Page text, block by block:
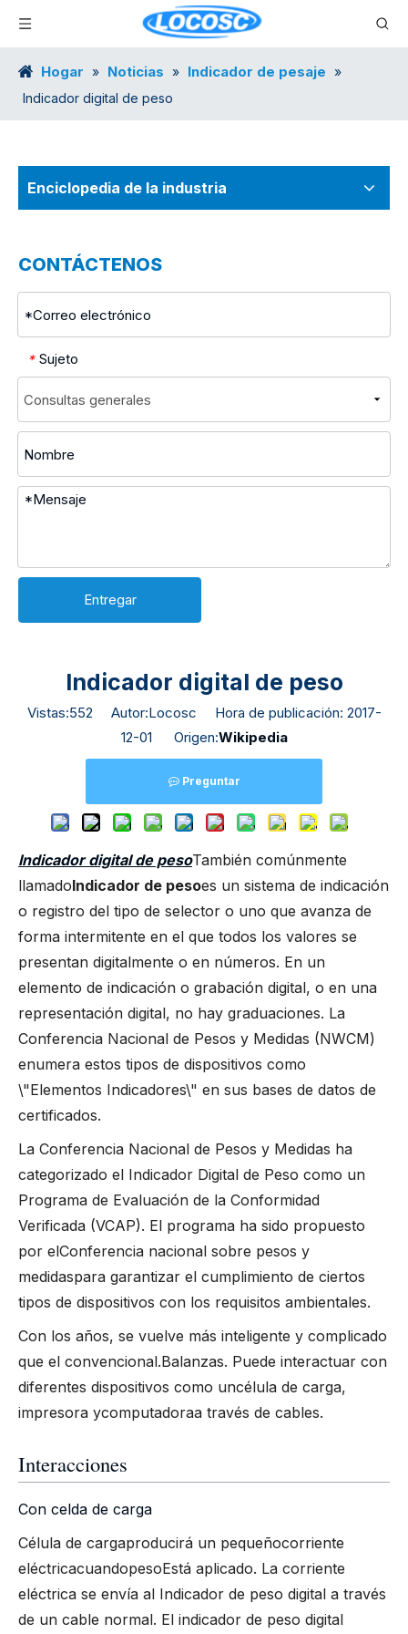
Hogar » Noticias » Indicador de pesaje »
Indicador digital de peso
Enciclopedia de la industria
CONTÁCTENOS
* Sujeto
Entregar
Indicador digital de peso
Vistas:552 Autor:Locosc Hora de publicación: 2017-
12-01 Origen:Wikipedia
Preguntar
Indicador digital de pesoTambién comúnmente
llamadoIndicador de pesoes un sistema de indicación
o registro del tipo de selector o uno que avanza de
forma intermitente en el que todos los valores se
presentan digitalmente o en números. En un
elemento de indicación o grabación digital, o en una
representación digital, no hay graduaciones. La
Conferencia Nacional de Pesos y Medidas (NWCM)
enumera estos tipos de dispositivos como
\"Elementos Indicadores\" en sus bases de datos de
certificados.
La Conferencia Nacional de Pesos y Medidas ha
categorizado el Indicador Digital de Peso como un
Programa de Evaluación de la Conformidad
Verificada (VCAP). El programa ha sido propuesto
por elConferencia nacional sobre pesos y
medidaspara garantizar el cumplimiento de ciertos
tipos de dispositivos con los requisitos ambientales.
Con los años, se vuelve más inteligente y complicado
que el convencional.Balanzas. Puede interactuar con
diferentes dispositivos como uncélula de carga,
impresora ycomputadoraa través de cables.
Interacciones
Con celda de carga
Célula de cargaproducirá un pequeñocorriente
eléctricacuandopesoEstá aplicado. La corriente
eléctrica se envía al Indicador de peso digital a través
de un cable normal. El indicador de peso digital